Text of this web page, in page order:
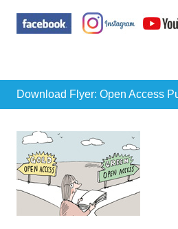
Download Flyer: Open Access